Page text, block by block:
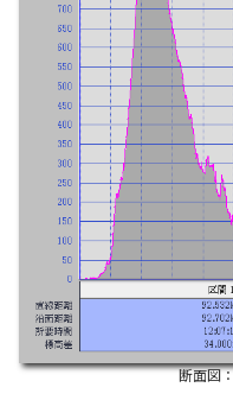
断面図